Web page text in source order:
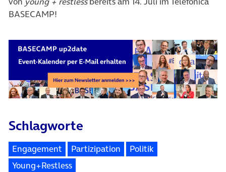
BASECAMP!
Schlagworte
Engagement Partizipation
Politik
Young+Restless